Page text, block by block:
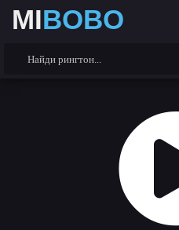
MIBOBO